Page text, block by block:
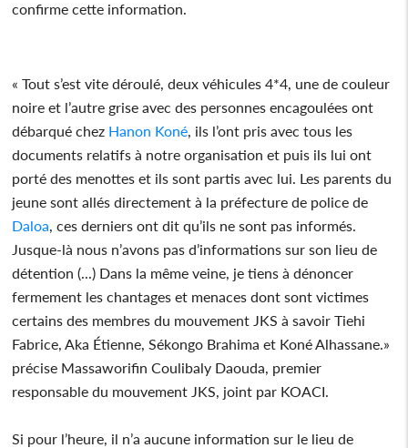
confirme cette information.
« Tout s’est vite déroulé, deux véhicules 4*4, une de couleur
noire et l’autre grise avec des personnes encagoulées ont
débarqué chez Hanon Koné, ils l’ont pris avec tous les
documents relatifs à notre organisation et puis ils lui ont
porté des menottes et ils sont partis avec lui. Les parents du
jeune sont allés directement à la préfecture de police de
Daloa, ces derniers ont dit qu’ils ne sont pas informés.
Jusque-là nous n’avons pas d’informations sur son lieu de
détention (...) Dans la même veine, je tiens à dénoncer
fermement les chantages et menaces dont sont victimes
certains des membres du mouvement JKS à savoir Tiehi
Fabrice, Aka Étienne, Sékongo Brahima et Koné Alhassane.»
précise Massaworifin Coulibaly Daouda, premier
responsable du mouvement JKS, joint par KOACI.
Si pour l’heure, il n’a aucune information sur le lieu de